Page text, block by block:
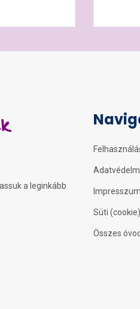
a leginkább
Impresszum
Süti
Összes